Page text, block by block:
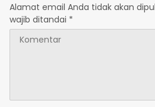
Alamat email Anda tidak akan
wajib ditandai *